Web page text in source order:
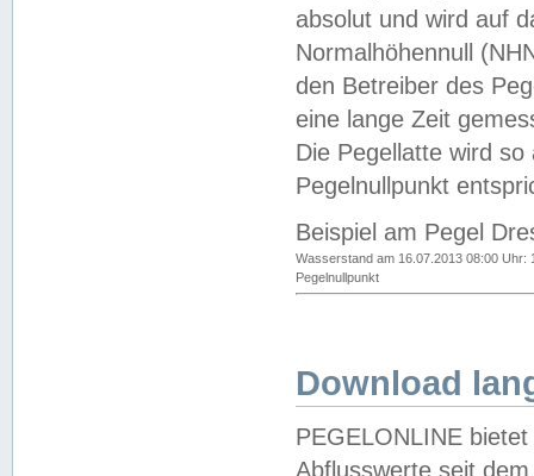
absolut und wird auf
Normalhöhennull
den Betreiber des
eine lange Zeit
Die Pegellatte wird
Pegelnullpunkt
Beispiel am Pegel
Wasserstand am 16.07.2013 08:00 Uhr:
Pegelnullpunkt
Download
PEGELONLINE
Abflusswerte seit